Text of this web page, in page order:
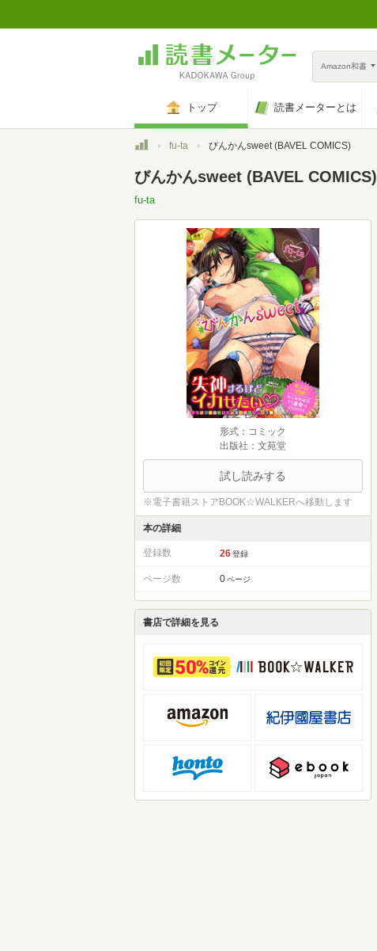
Amazon和書
トップ 読書メーターとは
トップfu-ta びんかんsweet (BAVEL COMICS)
びんかんsweet (BAVEL COMICS)
fu-ta
形式：コミック
出版社：文苑堂
試し読みする
※電子書籍ストアBOOK☆WALKERへ移動します
本の詳細
登録数 26 登録
ページ数 0 ページ
書店で詳細を見る